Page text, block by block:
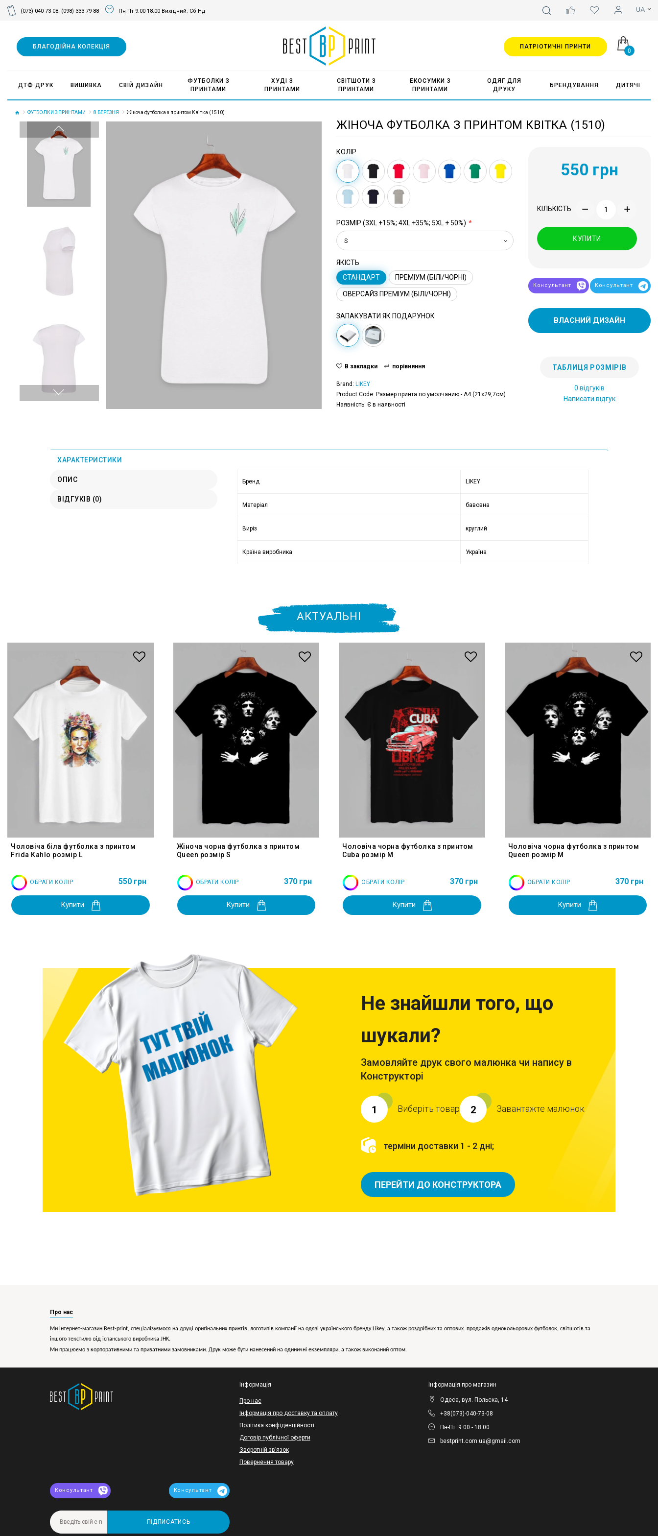
(073) 040-73-08; (098) 333-79-88 Пн-Пт 9.00-18.00 Вихідний: Сб-Нд
0
БЛАГОДІЙНА КОЛЕКЦІЯ
ДТФ ДРУК ВИШИВКА СВІЙ ДИЗАЙН
ФУТБОЛКИ З
ПРИНТАМИ
ХУДІ З
ПРИНТАМИ
СВІТШОТИ З
ПРИНТАМИ
ЕКОСУМКИ З
ПРИНТАМИ
ОДЯГ ДЛЯ
ДРУКУ
БРЕНДУВАННЯ ДИТЯЧІ
ПАТРІОТИЧНІ ПРИНТИ
ФУТБОЛКИ З ПРИНТАМИ 8 БЕРЕЗНЯ Жіноча футболка з принтом Квітка (1510)
ЖІНОЧА ФУТБОЛКА З ПРИНТОМ КВІТКА (1510)
КОЛІР
РОЗМІР (3XL +15%; 4XL +35%; 5XL + 50%)
S
ЯКІСТЬ
СТАНДАРТ
ПРЕМІУМ (БІЛІ/ЧОРНІ)
ОВЕРСАЙЗ ПРЕМІУМ (БІЛІ/ЧОРНІ)
ЗАПАКУВАТИ ЯК ПОДАРУНОК
550 грн
КІЛЬКІСТЬ
КУПИТИ
Консультант Консультант
ВЛАСНИЙ ДИЗАЙН
В закладки порівняння
Brand: LIKEY
Product Code: Размер принта по умолчанию - А4 (21x29,7см)
Наявність: Є в наявності
ТАБЛИЦЯ РОЗМІРІВ
0 відгуків
Написати відгук
ХАРАКТЕРИСТИКИ
ОПИС
ВІДГУКІВ (0)
Бренд LIKEY
Матеріал бавовна
Виріз круглий
Країна виробника Україна
АКТУАЛЬНІ
Чоловіча біла футболка з принтом
Frida Kahlo розмір L
ОБРАТИ КОЛІР 550 грн
Купити
Жіноча чорна футболка з принтом
Queen розмір S
ОБРАТИ КОЛІР 370 грн
Купити
Чоловіча чорна футболка з принтом
Cuba розмір M
ОБРАТИ КОЛІР 370 грн
Купити
Чоловіча чорна футболка з принтом
Queen розмір M
ОБРАТИ КОЛІР 370 грн
Купити
Не знайшли того, що
шукали?
Замовляйте друк свого малюнка чи напису в
Конструкторі
1 Виберіть товар 2 Завантажте малюнок
терміни доставки 1 - 2 дні;
ПЕРЕЙТИ ДО КОНСТРУКТОРА
Про нас
Ми інтернет-магазин Best-print, спеціалізуємося на друці оригінальних принтів, логотипів компанії на одязі українського бренду Likey, а також роздрібних та оптових продажів однокольорових футболок, світшотів та
іншого текстилю від іспанського виробника JHK.
Ми працюємо з корпоративними та приватними замовниками. Друк може бути нанесений на одиничні екземпляри, а також виконаний оптом.
Інформація
Про нас
Інформація про доставку та оплату
Політика конфіденційності
Договір публічної оферти
Зворотній зв’язок
Повернення товару
Інформація про магазин
Одеса, вул. Польска, 14
+38(073)-040-73-08
Пн-Пт: 9:00 - 18:00
bestprint.com.ua@gmail.com
Консультант Консультант
ПІДПИСАТИСЬ